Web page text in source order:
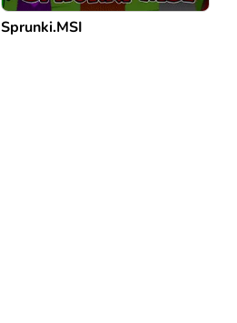
Sprunki.MSI